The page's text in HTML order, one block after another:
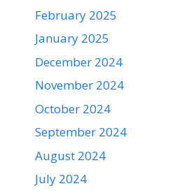
February 2025
January 2025
December 2024
November 2024
October 2024
September 2024
August 2024
July 2024